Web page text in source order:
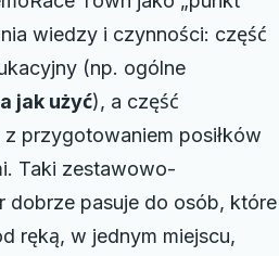
wiedzy i czynności: część
(np. ogólne
jak użyć), a część
przygotowaniem posiłków
Taki zestawowo-
dobrze pasuje do osób, które
ręką, w jednym miejscu,